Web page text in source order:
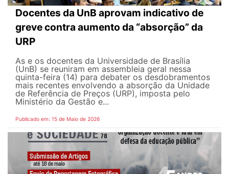
Docentes da UnB aprovam indicativo de
greve contra aumento da “absorção” da
URP
As e os docentes da Universidade de Brasília
(UnB) se reuniram em assembleia geral nessa
quinta-feira (14) para debater os desdobramentos
mais recentes envolvendo a absorção da Unidade
de Referência de Preços (URP), imposta pelo
Ministério da Gestão e...
Publicado em: 15 de Maio de 2026